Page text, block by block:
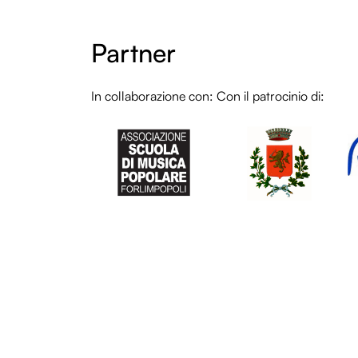
Partner
In collaborazione con: Con il patrocinio di: